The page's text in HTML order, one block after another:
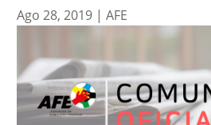
Ago 28, 2019| AFE